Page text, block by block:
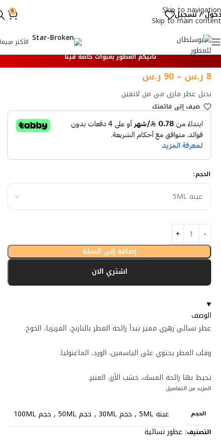
Skip to navigation
Skip to main content
/ تسجيل 0
الأكثر مبيعا
تأتيكم العطور بعبوات خاصة فينا
بديل عطر ماري مي من لانفين
8 ر.س –
90 ر.س
ضيف إلي قائمتك
الحجم
إضافة إلى السلة
اشتري الان
الوصف
عطر نسائي زهري مميز تبدأ رائحة العطر بالنارنج، الفريزيا، الخوخ.
وقلب العطر يحتوي على الياسمين، الورد، الماغنوليا.
تحيط بها رائحة المسك، خشب الأرز، العنبر.
المزيد من التفاصيل
الحجم عينه 5ML , حجم 30ML , حجم 50ML , حجم 100ML
التصنيف: عطور نسائية